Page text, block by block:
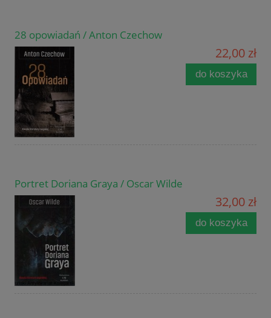
28 opowiadań / Anton Czechow
22,00 zł
do koszyka
Portret Doriana Graya / Oscar Wilde
32,00 zł
do koszyka